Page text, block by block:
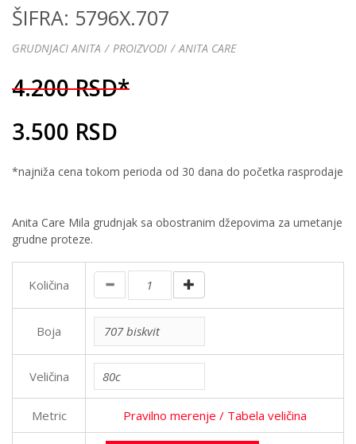
ŠIFRA: 5796X.707
GRUDNJACI ANITA PROIZVODI ANITA CARE
4.200 RSD*
3.500 RSD
*najniža cena tokom perioda od 30 dana do početka rasprodaje
Anita Care Mila grudnjak sa obostranim džepovima za umetanje
grudne proteze.
Količina
Boja
Veličina
Metric Pravilno merenje / Tabela veličina